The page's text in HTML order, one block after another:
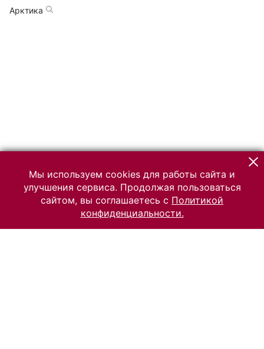
Арктика
Мы используем cookies для работы сайта и
улучшения сервиса. Продолжая пользоваться
сайтом, вы соглашаетесь с Политикой
конфиденциальности.